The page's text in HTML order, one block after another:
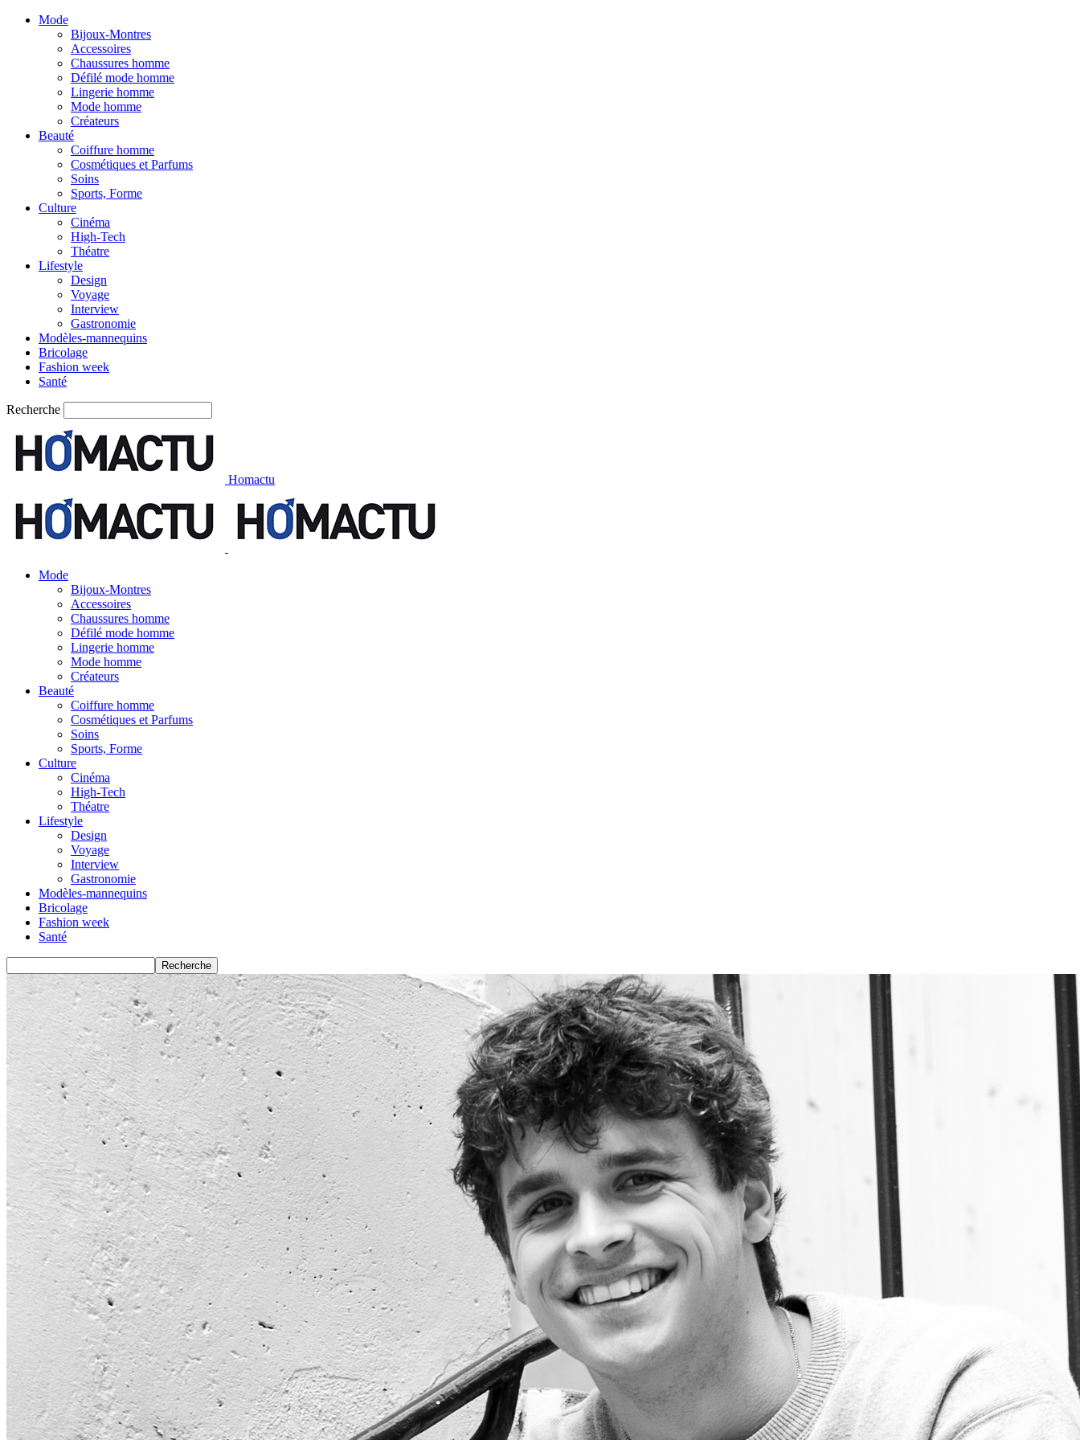
Mode
Bijoux-Montres
Accessoires
Chaussures homme
Défilé mode homme
Lingerie homme
Mode homme
Créateurs
Beauté
Coiffure homme
Cosmétiques et Parfums
Soins
Sports, Forme
Culture
Cinéma
High-Tech
Théatre
Lifestyle
Design
Voyage
Interview
Gastronomie
Modèles-mannequins
Bricolage
Fashion week
Santé
Recherche
Homactu
Mode
Bijoux-Montres
Accessoires
Chaussures homme
Défilé mode homme
Lingerie homme
Mode homme
Créateurs
Beauté
Coiffure homme
Cosmétiques et Parfums
Soins
Sports, Forme
Culture
Cinéma
High-Tech
Théatre
Lifestyle
Design
Voyage
Interview
Gastronomie
Modèles-mannequins
Bricolage
Fashion week
Santé